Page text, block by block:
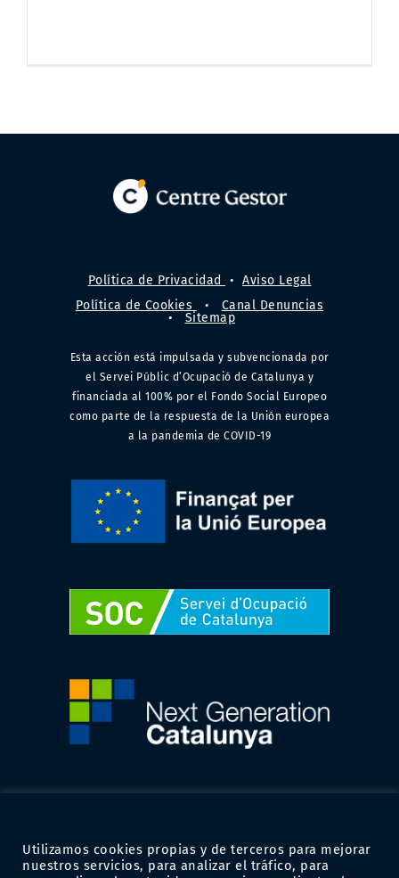
Política de Privacidad • Aviso Legal
Política de Cookies
•
Canal Denuncias
•
Sitemap
Esta acción está impulsada y subvencionada por
el Servei Públic d’Ocupació de Catalunya y
financiada al 100% por el Fondo Social Europeo
como parte de la respuesta de la Unión europea
a la pandemia de COVID-19
Utilizamos cookies propias y de terceros para mejorar
nuestros servicios, para analizar el tráfico, para